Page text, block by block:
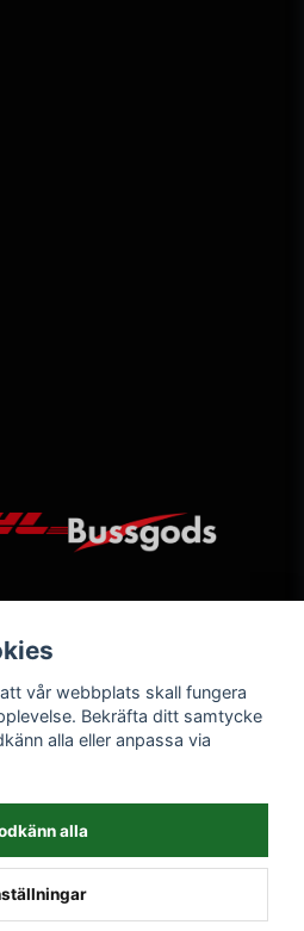
vår webbplats skall fungera
Bekräfta ditt samtycke
alla eller anpassa via
alla